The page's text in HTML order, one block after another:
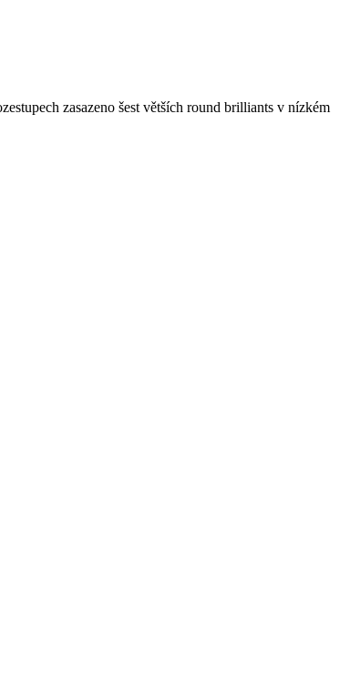
zasazeno šest větších round brilliants v nízkém